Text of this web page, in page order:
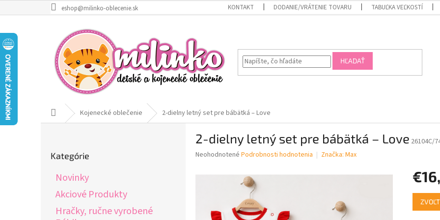
na
eshop@milinko-oblecenie.sk KONTAKT DODANIE/VRÁTENIE TOVARU TABUĽKA VEĽKOSTÍ
HĽADAŤ
DomovKojenecké oblečenie 2-dielny letný set pre bábätká – Love
kategórie
Kategórie
Novinky
Akciové Produkty
Hračky, ručne vyrobené
2-dielny letný set pre bábätká – Love 26104C/
Priemerné
Neohodnotené Podrobnosti hodnotenia Značka: Max
cena: